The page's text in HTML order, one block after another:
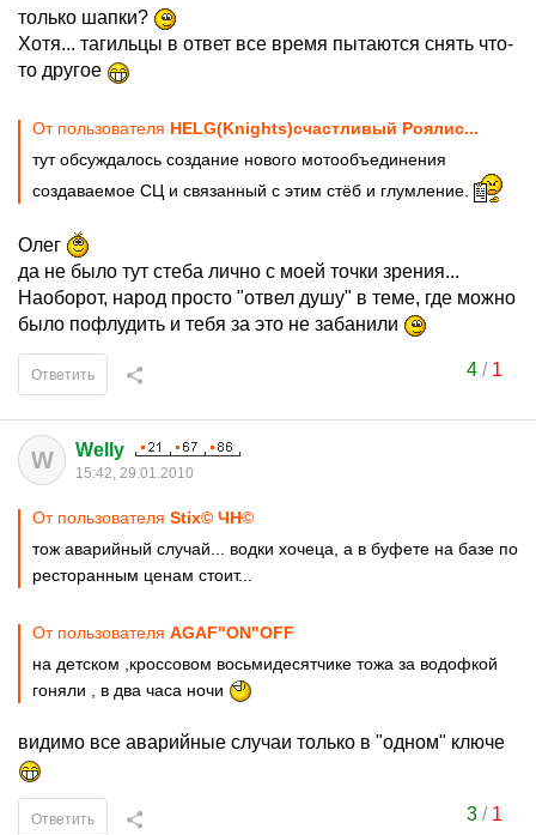
только шапки?
Хотя... тагильцы в ответ все время пытаются снять что-
то другое
От пользователя HELG(Knights)счастливый Роялис...
тут обсуждалось создание нового мотообъединения
создаваемое СЦ и связанный с этим стёб и глумление.
Олег
да не было тут стеба лично с моей точки зрения...
Наоборот, народ просто "отвел душу" в теме, где можно
было пофлудить и тебя за это не забанили
4/ 1
Ответить
W Welly
15:42, 29.01.2010
От пользователя Stix© ЧН©
тож аварийный случай... водки хочеца, а в буфете на базе по
ресторанным ценам стоит...
От пользователя AGAF"ON"OFF
на детском ,кроссовом восьмидесятчике тожа за водофкой
гоняли , в два часа ночи
видимо все аварийные случаи только в "одном" ключе
3/ 1
Ответить